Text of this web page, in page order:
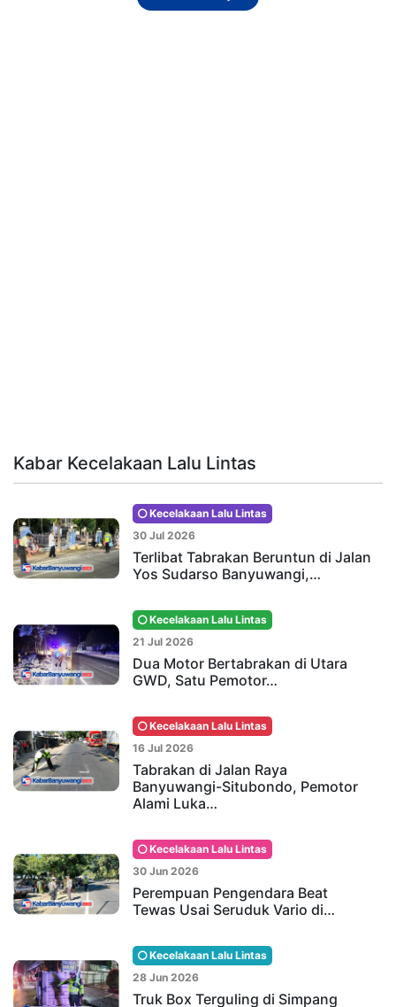
Kabar Kecelakaan Lalu Lintas
Kecelakaan Lalu Lintas
30 Jul 2026
Terlibat Tabrakan Beruntun di Jalan
Yos Sudarso Banyuwangi,…
Kecelakaan Lalu Lintas
21 Jul 2026
Dua Motor Bertabrakan di Utara
GWD, Satu Pemotor…
Kecelakaan Lalu Lintas
16 Jul 2026
Tabrakan di Jalan Raya
Banyuwangi-Situbondo, Pemotor
Alami Luka…
Kecelakaan Lalu Lintas
30 Jun 2026
Perempuan Pengendara Beat
Tewas Usai Seruduk Vario di…
Kecelakaan Lalu Lintas
28 Jun 2026
Truk Box Terguling di Simpang